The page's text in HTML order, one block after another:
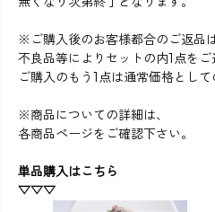
※ご購入後のお客様都合のご返品
不良品等によりセットの内1点をご
ご購入のもう1点は通常価格として
※商品についての詳細は、
各商品ページをご確認下さい。
単品購入はこちら
▽▽▽